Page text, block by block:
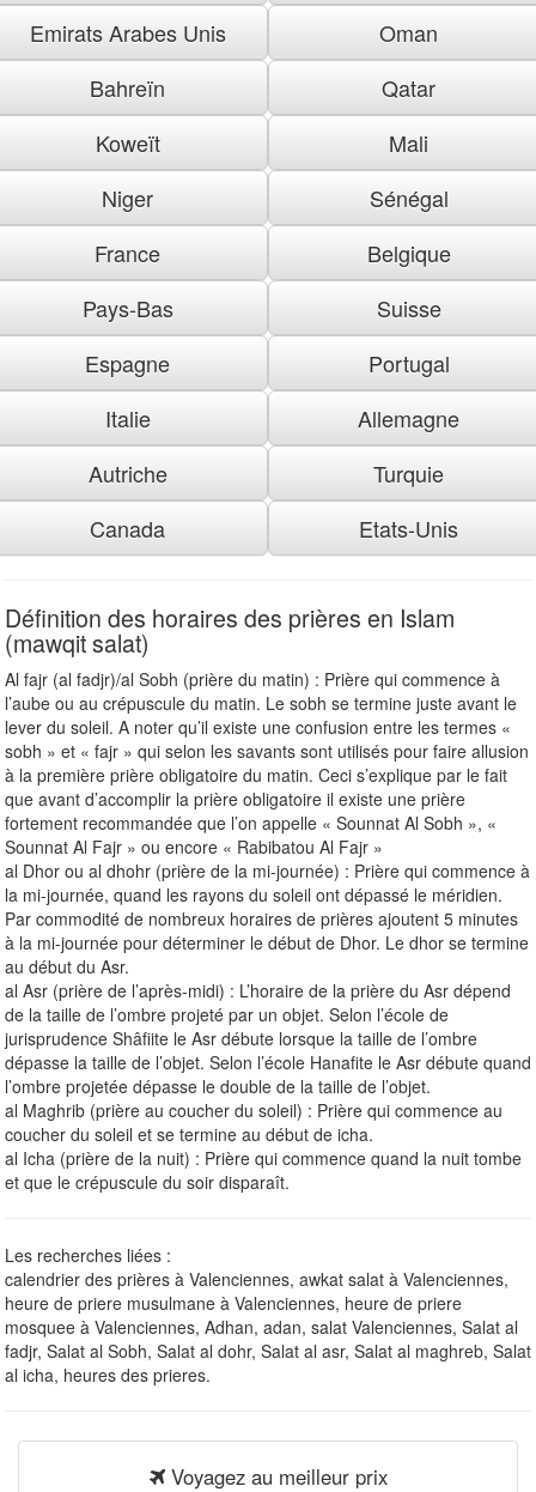
Emirats Arabes Unis
Oman
Bahreïn
Qatar
Koweït
Mali
Niger
Sénégal
France
Belgique
Pays-Bas
Suisse
Espagne
Portugal
Italie
Allemagne
Autriche
Turquie
Canada
Etats-Unis
Définition des horaires des prières en Islam
(mawqit salat)
Al fajr (al fadjr)/al Sobh (prière du matin) : Prière qui commence à
l’aube ou au crépuscule du matin. Le sobh se termine juste avant le
lever du soleil. A noter qu’il existe une confusion entre les termes «
sobh » et « fajr » qui selon les savants sont utilisés pour faire allusion
à la première prière obligatoire du matin. Ceci s’explique par le fait
que avant d’accomplir la prière obligatoire il existe une prière
fortement recommandée que l’on appelle « Sounnat Al Sobh », «
Sounnat Al Fajr » ou encore « Rabibatou Al Fajr »
al Dhor ou al dhohr (prière de la mi-journée) : Prière qui commence à
la mi-journée, quand les rayons du soleil ont dépassé le méridien.
Par commodité de nombreux horaires de prières ajoutent 5 minutes
à la mi-journée pour déterminer le début de Dhor. Le dhor se termine
au début du Asr.
al Asr (prière de l’après-midi) : L’horaire de la prière du Asr dépend
de la taille de l’ombre projeté par un objet. Selon l’école de
jurisprudence Shâfiite le Asr débute lorsque la taille de l’ombre
dépasse la taille de l’objet. Selon l’école Hanafite le Asr débute quand
l’ombre projetée dépasse le double de la taille de l’objet.
al Maghrib (prière au coucher du soleil) : Prière qui commence au
coucher du soleil et se termine au début de icha.
al Icha (prière de la nuit) : Prière qui commence quand la nuit tombe
et que le crépuscule du soir disparaît.
Les recherches liées :
calendrier des prières à Valenciennes, awkat salat à Valenciennes,
heure de priere musulmane à Valenciennes, heure de priere
mosquee à Valenciennes, Adhan, adan, salat Valenciennes, Salat al
fadjr, Salat al Sobh, Salat al dohr, Salat al asr, Salat al maghreb, Salat
al icha, heures des prieres.
Voyagez au meilleur prix